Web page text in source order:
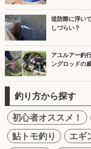
堤防際に浮い
しづらい？
アユルアー釣
ングロッドの
釣り方から探す
初心者オススメ！
鮎トモ釣り
エギ